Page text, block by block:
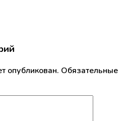
опубликован. Обязательные